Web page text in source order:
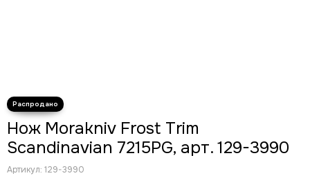
Нож Morakniv Frost Trim
Scandinavian 7215PG, арт. 129-3990
Артикул: 129-3990